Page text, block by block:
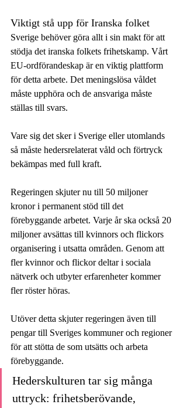
Viktigt stå upp för Iranska folket
Sverige behöver göra allt i sin makt för att
stödja det iranska folkets frihetskamp. Vårt
EU-ordförandeskap är en viktig plattform
för detta arbete. Det meningslösa våldet
måste upphöra och de ansvariga måste
ställas till svars.
Vare sig det sker i Sverige eller utomlands
så måste hedersrelaterat våld och förtryck
bekämpas med full kraft.
Regeringen skjuter nu till 50 miljoner
kronor i permanent stöd till det
förebyggande arbetet. Varje år ska också 20
miljoner avsättas till kvinnors och flickors
organisering i utsatta områden. Genom att
fler kvinnor och flickor deltar i sociala
nätverk och utbyter erfarenheter kommer
fler röster höras.
Utöver detta skjuter regeringen även till
pengar till Sveriges kommuner och regioner
för att stötta de som utsätts och arbeta
förebyggande.
Hederskulturen tar sig många
uttryck: frihetsberövande,